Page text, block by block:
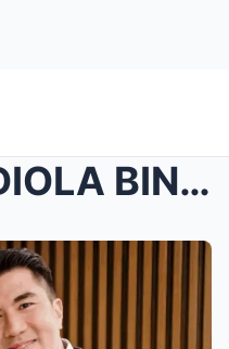
JESSY MENDIOLA BINASAG ANG KATAHIMIKAN: Matinding ...